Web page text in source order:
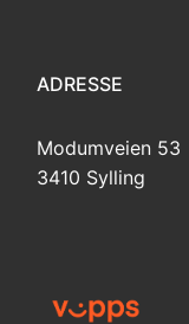
ADRESSE
Modumveien 53
3410 Sylling